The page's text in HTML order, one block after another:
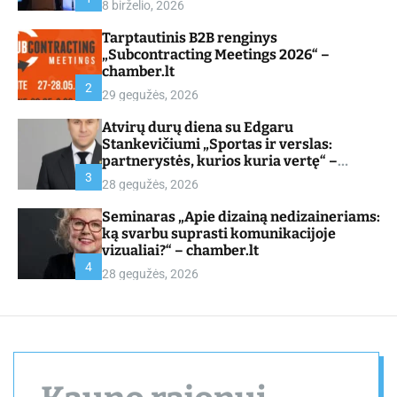
8 birželio, 2026
2
Tarptautinis B2B renginys
„Subcontracting Meetings 2026“ –
chamber.lt
29 gegužės, 2026
3
Atvirų durų diena su Edgaru
Stankevičiumi „Sportas ir verslas:
partnerystės, kurios kuria vertę“ –
chamber.lt
28 gegužės, 2026
4
Seminaras „Apie dizainą nedizaineriams:
ką svarbu suprasti komunikacijoje
vizualiai?“ – chamber.lt
28 gegužės, 2026